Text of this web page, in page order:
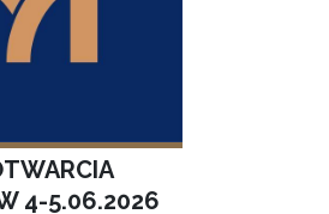
4-5.06.2026